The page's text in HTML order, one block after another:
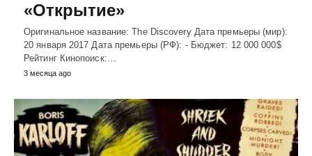
«Открытие»
Оригинальное название: The Discovery Дата премьеры (мир):
20 января 2017 Дата премьеры (РФ): - Бюджет: 12 000 000$
Рейтинг Кинопоиск:…
3 месяца ago